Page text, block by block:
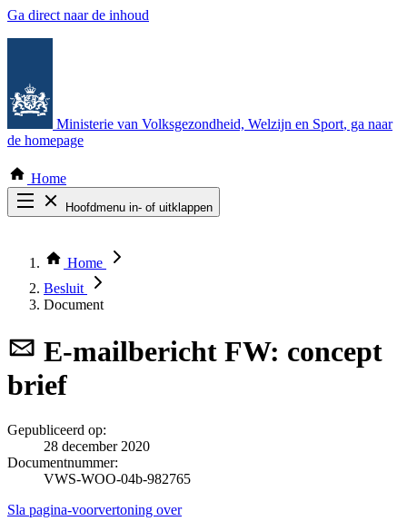
Ga direct naar de inhoud
Ministerie van Volksgezondheid, Welzijn en Sport, ga naar
de homepage
Home
Hoofdmenu in- of uitklappen
Thema COVID-19
Bekijk per bestuursorgaan
Home
Besluit
Document
E-mailbericht FW: concept
brief
Gepubliceerd op:
28 december 2020
Documentnummer:
VWS-WOO-04b-982765
Sla pagina-voorvertoning over